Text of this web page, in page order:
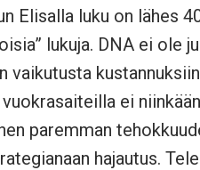
Elisalla luku on lähes
lukuja. DNA ei ole
vaikutusta
vuokrasaiteilla ei
paremman
hajautus.